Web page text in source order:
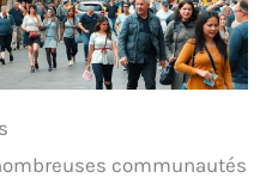
communautés